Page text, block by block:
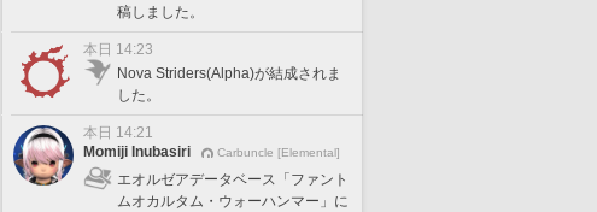
稿しました。
本日 14:23
Nova Striders(Alpha)が結成されま
した。
本日 14:21
Momiji Inubasiri
Carbuncle [Elemental]
エオルゼアデータベース「ファント
ムオカルタム・ウォーハンマー」に